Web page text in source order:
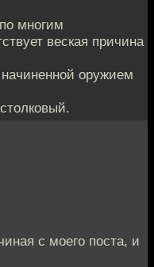
многим
веская причина
оружием
с моего поста, и